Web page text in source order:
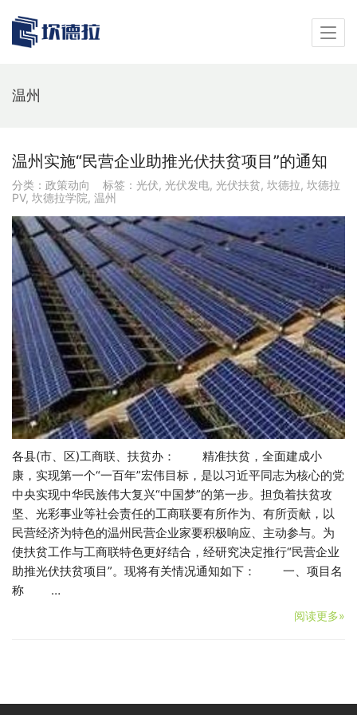
温州
温州实施“民营企业助推光伏扶贫项目”的通知
分类： 政策动向 标签： 光伏, 光伏发电, 光伏扶贫, 坎德拉, 坎德拉
PV, 坎德拉学院, 温州
各县(市、区)工商联、扶贫办： 精准扶贫，全面建成小
康，实现第一个“一百年”宏伟目标，是以习近平同志为核心的党
中央实现中华民族伟大复兴“中国梦”的第一步。担负着扶贫攻
坚、光彩事业等社会责任的工商联要有所作为、有所贡献，以
民营经济为特色的温州民营企业家要积极响应、主动参与。为
使扶贫工作与工商联特色更好结合，经研究决定推行“民营企业
助推光伏扶贫项目”。现将有关情况通知如下： 一、项目名
称 …
阅读更多»